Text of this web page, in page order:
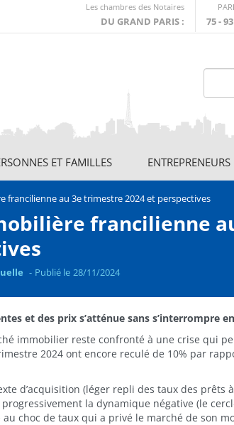
Les chambres des Notaires
DU GRAND PARIS :
externe
75 -
ET FAMILLES ENTREPRENEURS
francilienne au 3e trimestre 2024 et perspectives
francilienne
Publié le 28/11/2024
et des prix s’atténue sans s’interrompre
immobilier reste confronté à une crise qui
2024 ont encore reculé de 10% par
d’acquisition (léger repli des taux des prêts
la dynamique négative (le
choc de taux qui a privé le marché de son